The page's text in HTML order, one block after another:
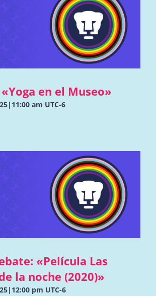
en el Museo»
am UTC-6
«Película Las
la noche (2020)»
pm UTC-6